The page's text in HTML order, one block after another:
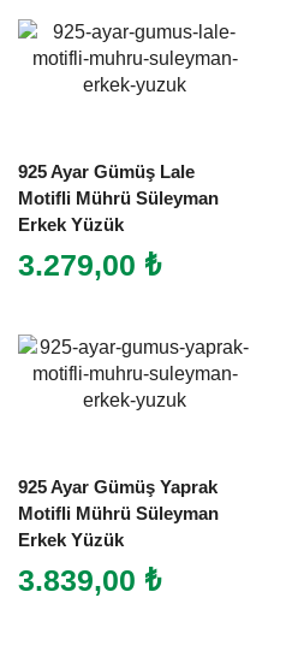
925 Ayar Gümüş Lale
Motifli Mührü Süleyman
Erkek Yüzük
3.279,00 ₺
925 Ayar Gümüş Yaprak
Motifli Mührü Süleyman
Erkek Yüzük
3.839,00 ₺